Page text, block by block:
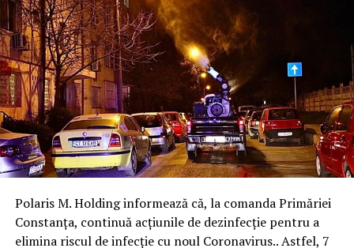
Polaris M. Holding informează că, la comanda Primăriei
Constanța, continuă acțiunile de dezinfecție pentru a
elimina riscul de infecție cu noul Coronavirus.. Astfel, 7